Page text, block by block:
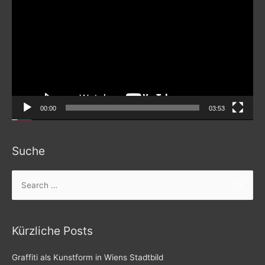
00:00 03:53
Suche
Kürzliche Posts
Graffiti als Kunstform in Wiens Stadtbild